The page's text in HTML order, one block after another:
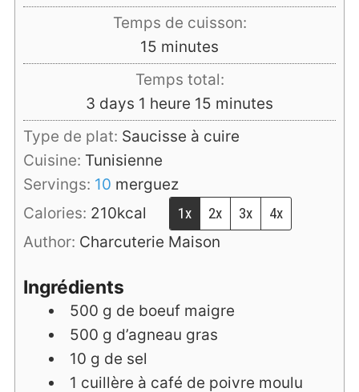
Temps de cuisson:
15 minutes
minutes
Temps total:
3 days
days 1 heure
heure 15 minutes
minutes
Type de plat: Saucisse à cuire
Cuisine: Tunisienne
Servings: 10 merguez
Calories: 210kcal 1x 2x 3x
4x
Author: Charcuterie Maison
Ingrédients
500 g de boeuf maigre
500 g d’agneau gras
10 g de sel
1 cuillère à café de poivre moulu